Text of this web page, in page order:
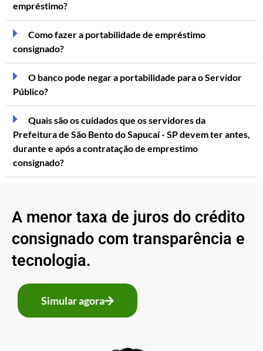
empréstimo?
Como fazer a portabilidade de empréstimo
consignado?
O banco pode negar a portabilidade para o Servidor
Público?
Quais são os cuidados que os servidores da
Prefeitura de São Bento do Sapucaí - SP devem ter antes,
durante e após a contratação de emprestimo
consignado?
A menor taxa de juros do crédito
consignado com transparência e
tecnologia.
Simular agora